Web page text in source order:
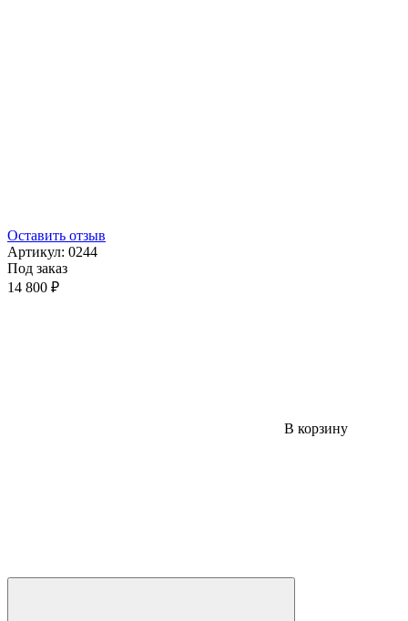
Оставить отзыв
Артикул: 0244
Под заказ
14 800 ₽
В корзину